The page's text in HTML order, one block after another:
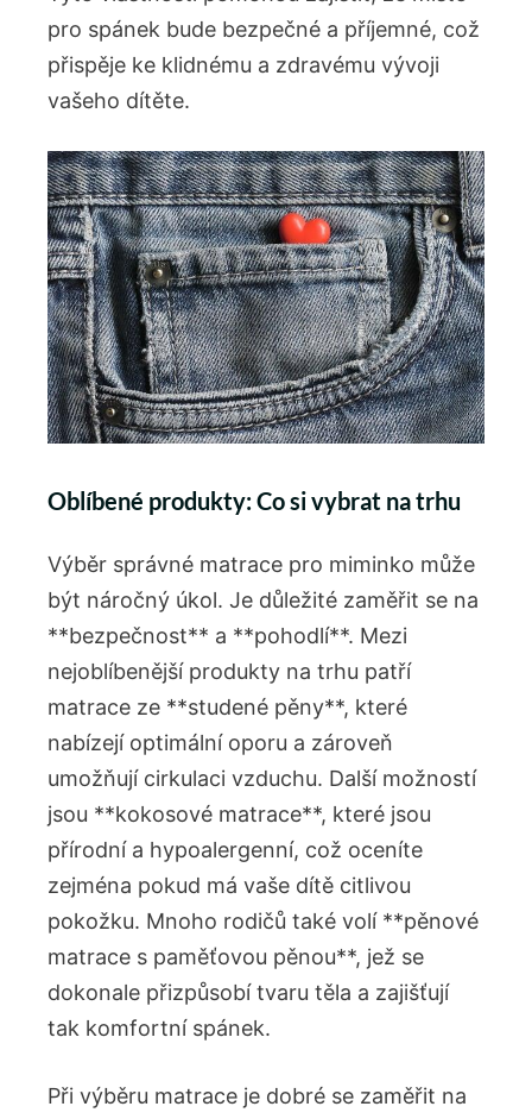
pro spánek bude bezpečné⁣ a příjemné, což
přispěje ke klidnému a zdravému‌ vývoji
vašeho dítěte.
Oblíbené produkty: Co si vybrat na trhu
Výběr správné⁣ matrace pro ​miminko může
být náročný​ úkol. Je⁤ důležité zaměřit se na
**bezpečnost** a **pohodlí**. Mezi
nejoblíbenější produkty na trhu patří
matrace ze **studené pěny**, které
nabízejí optimální ⁢oporu a zároveň
umožňují cirkulaci ⁢vzduchu. Další možností
jsou⁢ **kokosové matrace**, které jsou
přírodní a hypoalergenní, což oceníte
zejména pokud má ​vaše dítě citlivou
pokožku. Mnoho rodičů také‌ volí **pěnové ​
matrace ​s paměťovou pěnou**, jež se
dokonale ⁢přizpůsobí tvaru těla a ​zajišťují
tak komfortní spánek.
Při⁤ výběru matrace je ‌dobré se zaměřit ⁤na